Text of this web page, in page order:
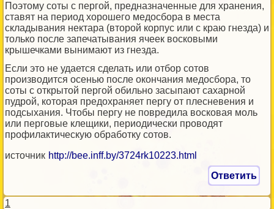
Поэтому соты с пергой, предназначенные для хранения,
ставят на период хорошего медосбора в места
складывания нектара (второй корпус или с краю гнезда) и
только после запечатывания ячеек восковыми
крышечками вынимают из гнезда.
Если это не удается сделать или отбор сотов
производится осенью после окончания медосбора, то
соты с открытой пергой обильно засыпают сахарной
пудрой, которая предохраняет пергу от плесневения и
подсыхания. Чтобы пергу не повредила восковая моль
или перговые клещики, периодически проводят
профилактическую обработку сотов.
источник http://bee.inff.by/3724rk10223.html
Ответить
1